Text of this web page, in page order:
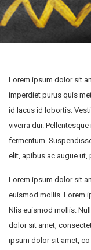
Lorem ipsum dolor sit
imperdiet purus quis
id lacus id lobortis.
viverra dui.
fermentum.
elit, apibus ac augue ut,
Lorem ipsum dolor sit
euismod mollis. Lorem
Nlis euismod mollis.
dolor sit amet,
ipsum dolor sit amet,